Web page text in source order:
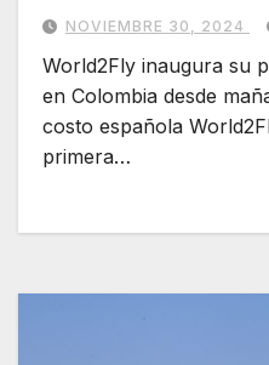
NOVIEMBRE 30, 2024
World2Fly inaugura su
en Colombia desde
costo española
primera…